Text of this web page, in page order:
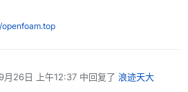
月26日 上午12:37中回复了 浪迹天大